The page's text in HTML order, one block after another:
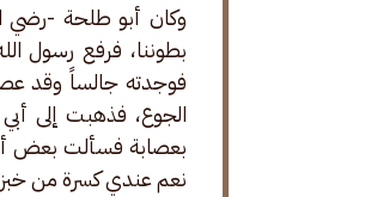
وكان أبو طلحة -رضي
بطوننا، فرفع
فوجدته جالساً وقد
الجوع، فذهبت إلى
بعصابة فسألت بعض
نعم عندي كسرة من